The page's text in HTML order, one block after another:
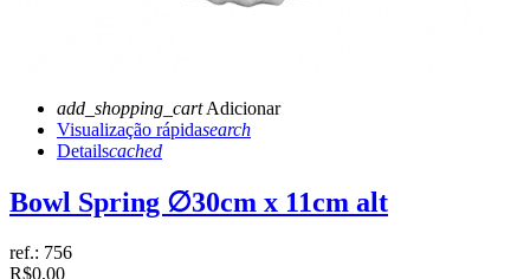
add_shopping_cartAdicionar
Visualização rápidasearch
Detailscached
Bowl Spring ∅30cm x 11cm alt
ref.: 756
R$0,00